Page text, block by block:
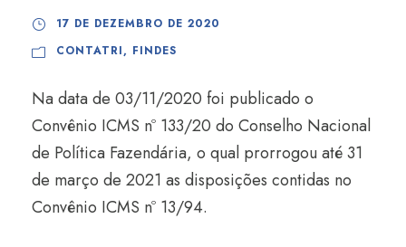
17 DE DEZEMBRO DE 2020
CONTATRI, FINDES
Na data de 03/11/2020 foi publicado o
Convênio ICMS nº 133/20 do Conselho Nacional
de Política Fazendária, o qual prorrogou até 31
de março de 2021 as disposições contidas no
Convênio ICMS nº 13/94.